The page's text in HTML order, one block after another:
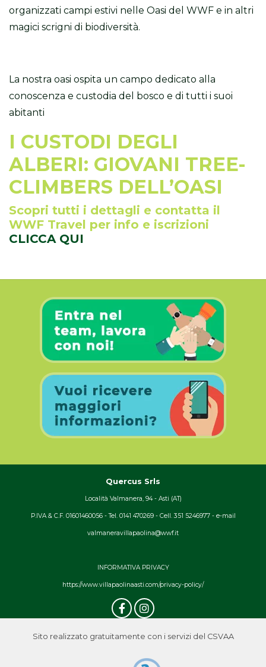
organizzati campi estivi nelle Oasi del WWF e in altri
magici scrigni di biodiversità.
La nostra oasi ospita un campo dedicato alla
conoscenza e custodia del bosco e di tutti i suoi
abitanti
I CUSTODI DEGLI
ALBERI: GIOVANI TREE-
CLIMBERS DELL’OASI
Scopri tutti i dettagli e contatta il
WWF Travel per info e iscrizioni
CLICCA QUI
Quercus Srls
Località Valmanera, 94 - Asti (AT)
P.IVA & C.F. 01601460056 - Tel. 0141 470269 - Cell. 351 5246977 - e-mail
valmaneravillapaolina@wwf.it
INFORMATIVA PRIVACY
https://www.villapaolinaasti.com/privacy-policy/
Sito realizzato gratuitamente con i servizi del CSVAA